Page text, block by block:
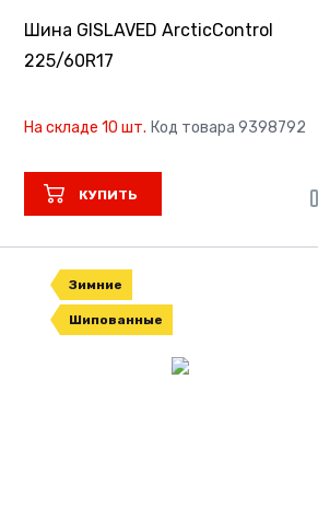
Шина GISLAVED ArcticControl
225/60R17
На складе 10 шт. Код товара 9398792
КУПИТЬ
Зимние
Шипованные